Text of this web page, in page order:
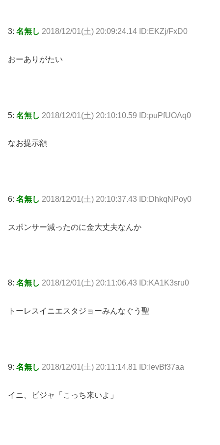
3: 名無し 2018/12/01(土) 20:09:24.14 ID:EKZj/FxD0
おーありがたい
5: 名無し 2018/12/01(土) 20:10:10.59 ID:puPfUOAq0
なお提示額
6: 名無し 2018/12/01(土) 20:10:37.43 ID:DhkqNPoy0
スポンサー減ったのに金大丈夫なんか
8: 名無し 2018/12/01(土) 20:11:06.43 ID:KA1K3sru0
トーレスイニエスタジョーみんなぐう聖
9: 名無し 2018/12/01(土) 20:11:14.81 ID:IevBf37aa
イニ、ビジャ「こっち来いよ」